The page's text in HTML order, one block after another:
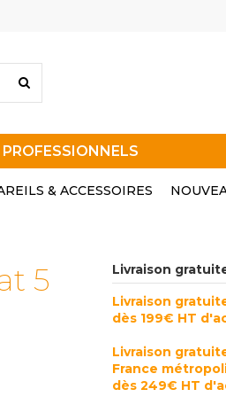
& ACCESSOIRES
5 Livraison
Livraison
dès 199€ HT
Livraison
France
dès 249€ HT